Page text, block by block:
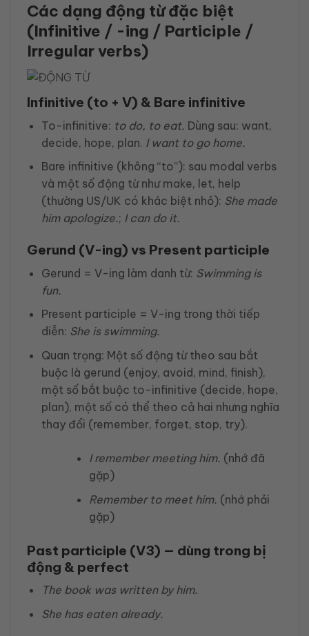
Các dạng động từ đặc biệt
(Infinitive / -ing / Participle /
Irregular verbs)
Infinitive (to + V) & Bare infinitive
To-infinitive: to do, to eat. Dùng sau: want,
decide, hope, plan. I want to gohome.
Bare infinitive (không “to”): sau modal verbs
và một số động từ như make, let, help
(thường US/UK có khác biệt nhỏ): She made
him apologize.; I can doit.
Gerund (V-ing) vs Present participle
Gerund = V-ing làm danh từ: Swimming is
fun.
Present participle = V-ing trong thời tiếp
diễn: She is swimming.
Quan trọng: Một số động từ theo sau bắt
buộc là gerund (enjoy, avoid, mind, finish),
một số bắt buộc to-infinitive (decide, hope,
plan), một số có thể theo cả hai nhưng nghĩa
thay đổi (remember, forget, stop, try).
I remembermeetinghim. (nhớ đã
gặp)
Remember to meethim. (nhớ phải
gặp)
Past participle (V3) — dùng trong bị
động & perfect
The book was writtenby him.
She has eatenalready.